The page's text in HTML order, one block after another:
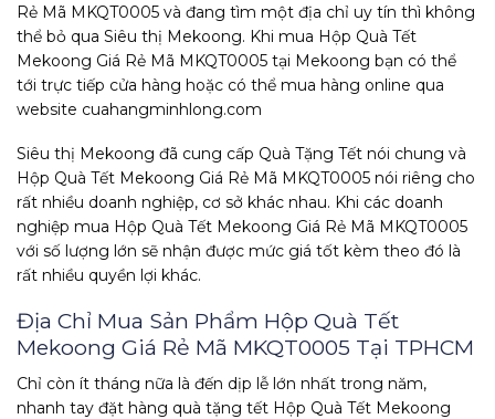
Rẻ Mã MKQT0005 và đang tìm một địa chỉ uy tín thì không
thể bỏ qua Siêu thị Mekoong. Khi mua Hộp Quà Tết
Mekoong Giá Rẻ Mã MKQT0005 tại Mekoong bạn có thể
tới trực tiếp cửa hàng hoặc có thể mua hàng online qua
website cuahangminhlong.com
Siêu thị Mekoong đã cung cấp Quà Tặng Tết nói chung và
Hộp Quà Tết Mekoong Giá Rẻ Mã MKQT0005 nói riêng cho
rất nhiều doanh nghiệp, cơ sở khác nhau. Khi các doanh
nghiệp mua Hộp Quà Tết Mekoong Giá Rẻ Mã MKQT0005
với số lượng lớn sẽ nhận được mức giá tốt kèm theo đó là
rất nhiều quyền lợi khác.
Địa Chỉ Mua Sản Phẩm Hộp Quà Tết
Mekoong Giá Rẻ Mã MKQT0005 Tại TPHCM
Chỉ còn ít tháng nữa là đến dịp lễ lớn nhất trong năm,
nhanh tay đặt hàng quà tặng tết Hộp Quà Tết Mekoong